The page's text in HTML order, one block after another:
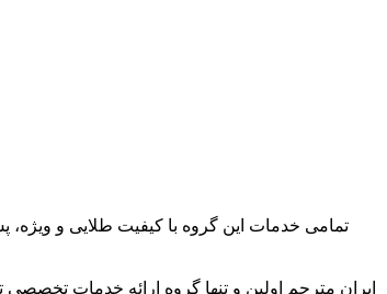
تمامی خدمات این گروه با کیفیت طلایی و ویژه،
ایران مترجم اولین و تنها گروه ارائه خدمات